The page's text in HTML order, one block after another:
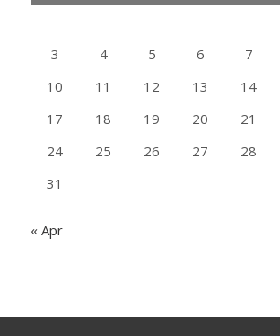
3
4 5 6 7
10
11 12 13 14
17
18 19 20 21
24
25 26 27 28
31
« Apr